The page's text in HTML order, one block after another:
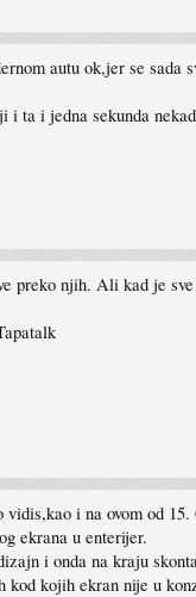
autu ok,jer se
ta i jedna sekunda
preko njih. Ali kad je
i na ovom od
ekrana u enterijer.
i onda na kraju
kod kojih ekran nije u